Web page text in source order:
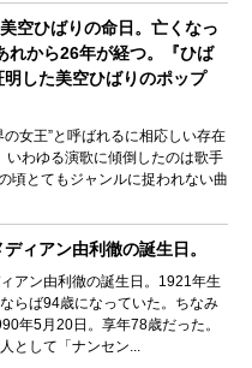
空ひばりの命日。亡くなっ
れから26年が経つ。『ひば
明した美空ひばりのポップ
の女王”と呼ばれるに相応しい存在
いわゆる演歌に傾倒したのは歌手
頃とてもジャンルに捉われない曲
ィアン由利徹の誕生日。
アン由利徹の誕生日。1921年生
らば94歳になっていた。ちなみ
年5月20日。享年78歳だった。
として「ナンセン...